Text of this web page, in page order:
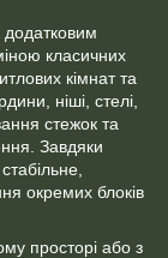
додатковим
класичних
кімнат та
ніші, стелі,
стежок та
Завдяки
окремих блоків
просторі або з